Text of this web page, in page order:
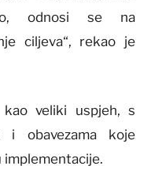
odnosi se na
ciljeva“, rekao je
veliki uspjeh, s
i obavezama koje
implementacije.